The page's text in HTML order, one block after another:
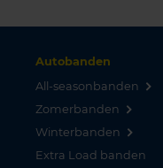
Autobanden
All-seasonbanden
Zomerbanden
Winterbanden
Extra Load banden